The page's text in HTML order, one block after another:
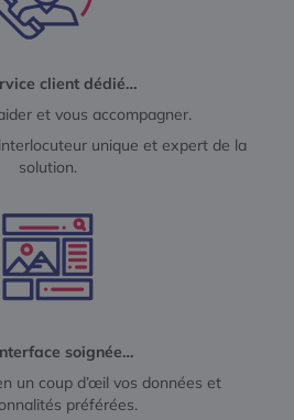
client dédié…
et vous accompagner.
unique et expert de la
solution.
soignée…
un coup d’œil vos données et
préférées.